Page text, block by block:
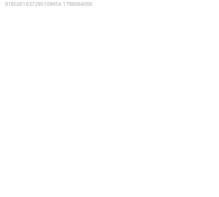
9180261637295109454:1786064000